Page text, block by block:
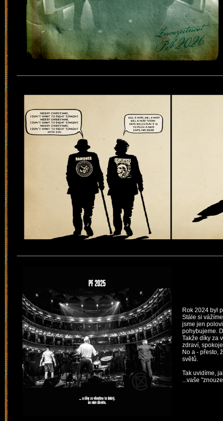
Rok 2024 byl
Stále si
jsme jen
pohybujeme.
Takže díky za
zdraví,
No a - přesto,
světů.
Tak uvidíme,
...vaše